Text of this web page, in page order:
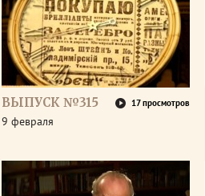
ВЫПУСК №315 17 просмотров
9 февраля